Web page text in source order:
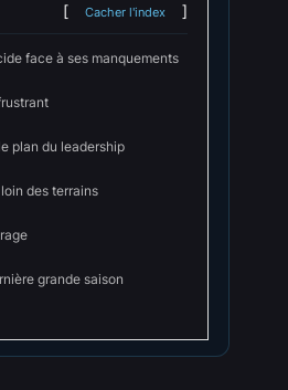
Cacher l'index
face à ses manquements
plan du leadership
des terrains
grande saison